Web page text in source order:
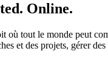
Online.
où tout le monde peut
et des projets, gérer